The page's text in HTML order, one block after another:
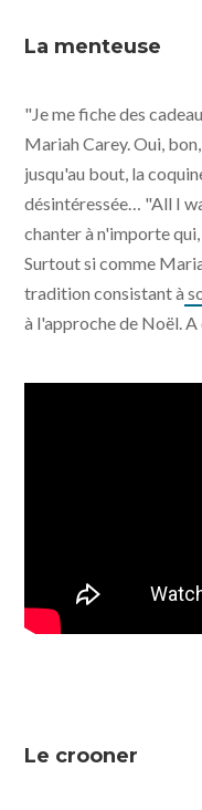
La menteuse
"Je me fiche des
Mariah Carey. Oui,
jusqu'au bout, la
désintéressée… "All I
chanter à n'importe
Surtout si comme
tradition consistant à
à l'approche de Noël.
Le crooner